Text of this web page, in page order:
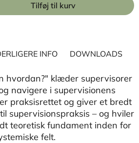
Tilføj til kurv
INFO DOWNLOADS
hvordan?" klæder supervisorer
navigere i supervisionens
praksisrettet og giver et bredt
supervisionspraksis – og hviler
teoretisk fundament inden for
felt.